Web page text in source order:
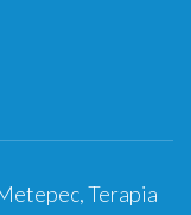
Terapia